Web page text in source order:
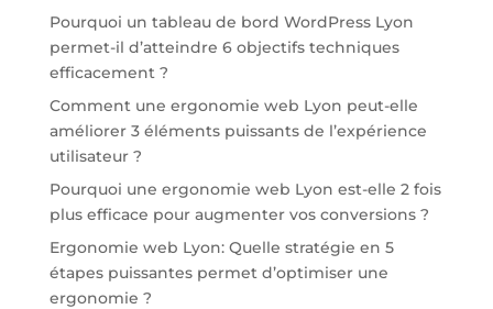
Pourquoi un tableau de bord WordPress Lyon
permet-il d’atteindre 6 objectifs techniques
efficacement ?
Comment une ergonomie web Lyon peut-elle
améliorer 3 éléments puissants de l’expérience
utilisateur ?
Pourquoi une ergonomie web Lyon est-elle 2 fois
plus efficace pour augmenter vos conversions ?
Ergonomie web Lyon: Quelle stratégie en 5
étapes puissantes permet d’optimiser une
ergonomie ?